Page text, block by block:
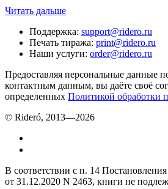
Читать дальше
Поддержка: support@ridero.ru
Печать тиража: print@ridero.ru
Наши услуги: order@ridero.ru
Предоставляя персональные данные
контактным данным, вы даёте своё
определенных Политикой обработки
© Rideró, 2013—2026
В соответствии с п. 14
от 31.12.2020 N 2463, книги не